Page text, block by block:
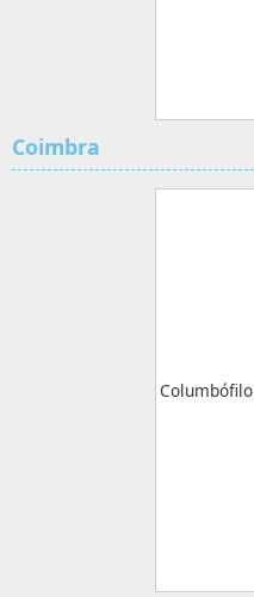
Coimbra
Columbófilo